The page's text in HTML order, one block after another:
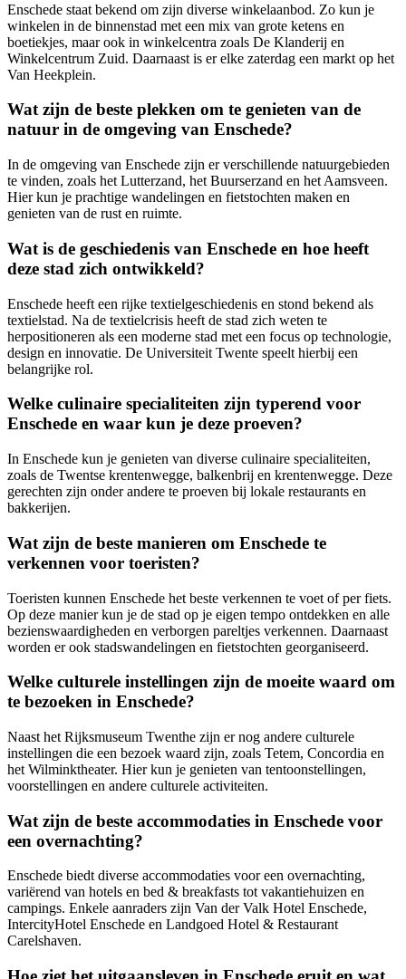
Enschede staat bekend om zijn diverse winkelaanbod. Zo kun je
winkelen in de binnenstad met een mix van grote ketens en
boetiekjes, maar ook in winkelcentra zoals De Klanderij en
Winkelcentrum Zuid. Daarnaast is er elke zaterdag een markt op het
Van Heekplein.
Wat zijn de beste plekken om te genieten van de
natuur in de omgeving van Enschede?
In de omgeving van Enschede zijn er verschillende natuurgebieden
te vinden, zoals het Lutterzand, het Buurserzand en het Aamsveen.
Hier kun je prachtige wandelingen en fietstochten maken en
genieten van de rust en ruimte.
Wat is de geschiedenis van Enschede en hoe heeft
deze stad zich ontwikkeld?
Enschede heeft een rijke textielgeschiedenis en stond bekend als
textielstad. Na de textielcrisis heeft de stad zich weten te
herpositioneren als een moderne stad met een focus op technologie,
design en innovatie. De Universiteit Twente speelt hierbij een
belangrijke rol.
Welke culinaire specialiteiten zijn typerend voor
Enschede en waar kun je deze proeven?
In Enschede kun je genieten van diverse culinaire specialiteiten,
zoals de Twentse krentenwegge, balkenbrij en krentenwegge. Deze
gerechten zijn onder andere te proeven bij lokale restaurants en
bakkerijen.
Wat zijn de beste manieren om Enschede te
verkennen voor toeristen?
Toeristen kunnen Enschede het beste verkennen te voet of per fiets.
Op deze manier kun je de stad op je eigen tempo ontdekken en alle
bezienswaardigheden en verborgen pareltjes verkennen. Daarnaast
worden er ook stadswandelingen en fietstochten georganiseerd.
Welke culturele instellingen zijn de moeite waard om
te bezoeken in Enschede?
Naast het Rijksmuseum Twenthe zijn er nog andere culturele
instellingen die een bezoek waard zijn, zoals Tetem, Concordia en
het Wilminktheater. Hier kun je genieten van tentoonstellingen,
voorstellingen en andere culturele activiteiten.
Wat zijn de beste accommodaties in Enschede voor
een overnachting?
Enschede biedt diverse accommodaties voor een overnachting,
variërend van hotels en bed & breakfasts tot vakantiehuizen en
campings. Enkele aanraders zijn Van der Valk Hotel Enschede,
IntercityHotel Enschede en Landgoed Hotel & Restaurant
Carelshaven.